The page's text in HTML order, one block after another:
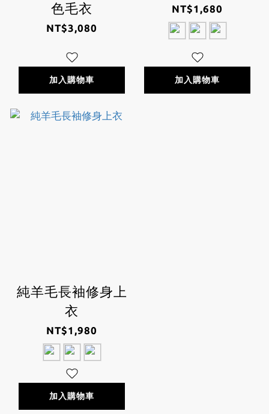
色毛衣
NT$3,080
加入購物車
NT$1,680
加入購物車
純羊毛長袖修身上
衣
NT$1,980
加入購物車